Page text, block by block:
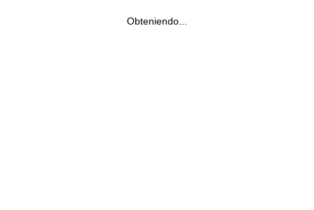
Obteniendo...